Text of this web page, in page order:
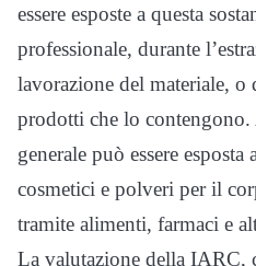
essere esposte a questa
professionale, durante
lavorazione del materiale,
prodotti che lo
generale può essere esposta
cosmetici e polveri per il
tramite alimenti, farmaci e
La valutazione della IARC,